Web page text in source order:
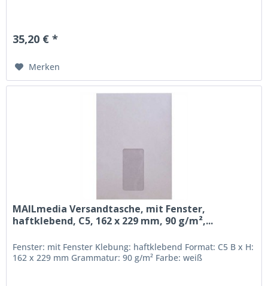
35,20 € *
Merken
MAILmedia Versandtasche, mit Fenster,
haftklebend, C5, 162 x 229 mm, 90 g/m²,...
Fenster: mit Fenster Klebung: haftklebend Format: C5 B x H:
162 x 229 mm Grammatur: 90 g/m² Farbe: weiß